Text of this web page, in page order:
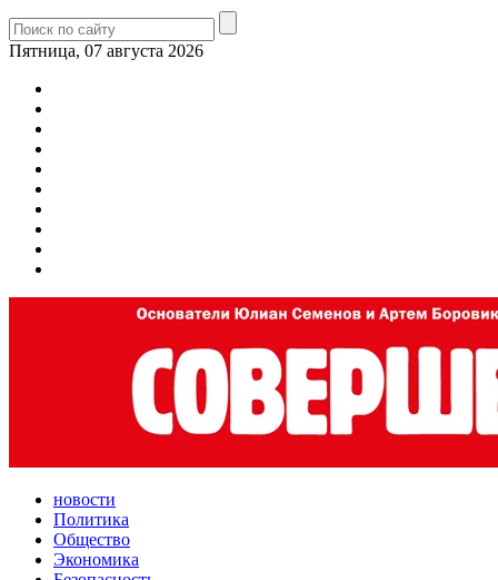
Пятница, 07 августа 2026
новости
Политика
Общество
Экономика